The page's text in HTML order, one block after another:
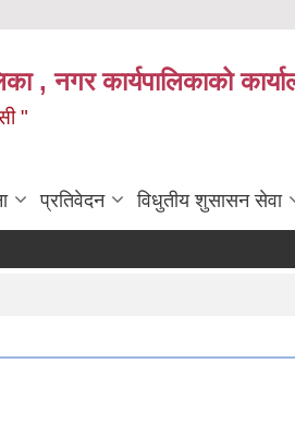
, नगर कार्यपालिकाको
"
प्रतिवेदन विधुतीय शुसासन सेवा